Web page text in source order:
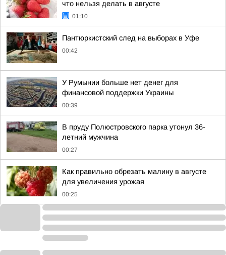
что нельзя делать в августе
01:10
Пантюркистский след на выборах в Уфе
00:42
У Румынии больше нет денег для
финансовой поддержки Украины
00:39
В пруду Полюстровского парка утонул 36-
летний мужчина
00:27
Как правильно обрезать малину в августе
для увеличения урожая
00:25